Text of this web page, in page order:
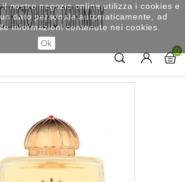
0
nostro negozio online utilizza i cookies e
dato personale automaticamente, ad
informazioni contenute nei cookies.
Ok